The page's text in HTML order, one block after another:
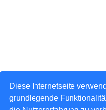
Diese Internetseite
grundlegende